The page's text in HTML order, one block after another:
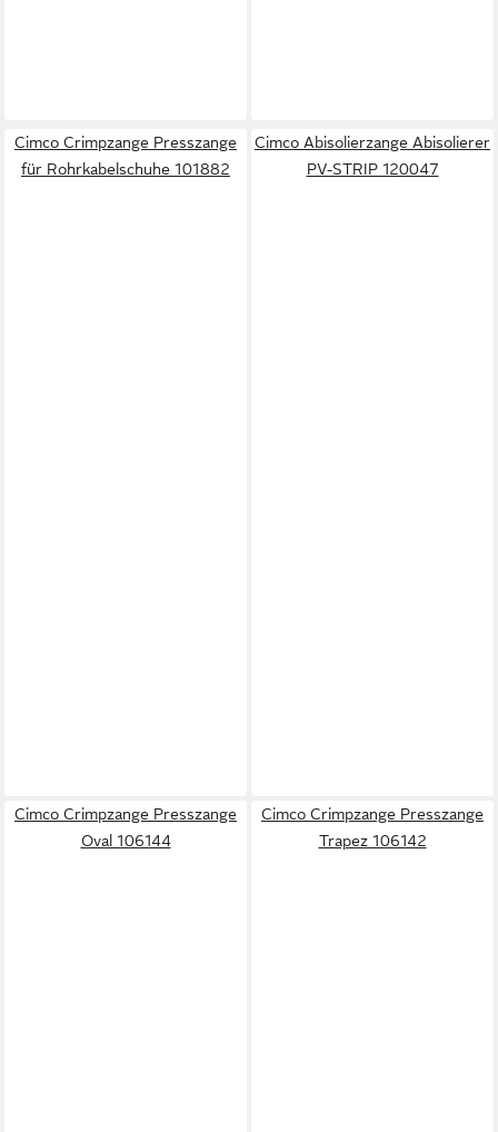
Cimco Crimpzange Presszange
für Rohrkabelschuhe 101882
Cimco Abisolierzange Abisolierer
PV-STRIP 120047
Cimco Crimpzange Presszange
Oval 106144
Cimco Crimpzange Presszange
Trapez 106142